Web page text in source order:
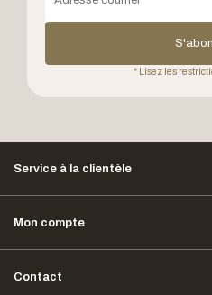
* Lisez les
Service à la clientèle
Mon compte
Contact